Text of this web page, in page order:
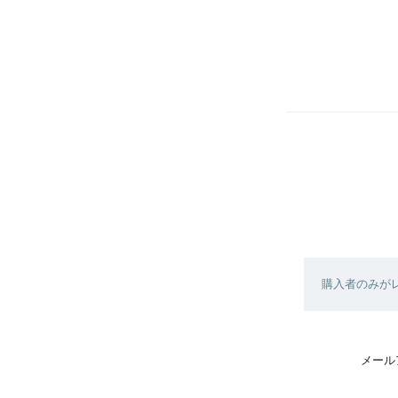
購入者のみが
メー